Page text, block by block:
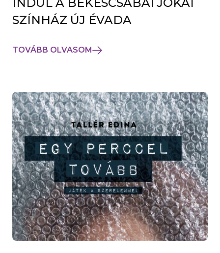
INDUL A BÉKÉSCSABAI JÓKAI
SZÍNHÁZ ÚJ ÉVADA
TOVÁBB OLVASOM